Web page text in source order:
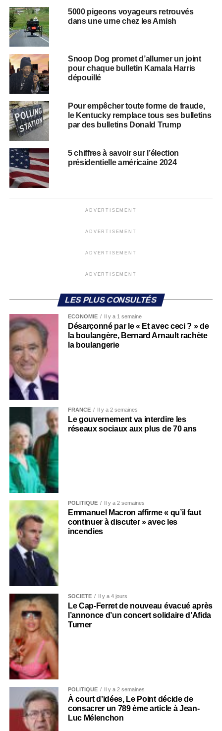
5000 pigeons voyageurs retrouvés
dans une urne chez les Amish
Snoop Dog promet d’allumer un joint
pour chaque bulletin Kamala Harris
dépouillé
Pour empêcher toute forme de fraude,
le Kentucky remplace tous ses bulletins
par des bulletins Donald Trump
5 chiffres à savoir sur l’élection
présidentielle américaine 2024
ADVERTISEMENT
ADVERTISEMENT
ADVERTISEMENT
ADVERTISEMENT
LES PLUS CONSULTÉS
ECONOMIE Il y a 1 semaine
Désarçonné par le « Et avec ceci ? » de
la boulangère, Bernard Arnault rachète
la boulangerie
FRANCE Il y a 2 semaines
Le gouvernement va interdire les
réseaux sociaux aux plus de 70 ans
POLITIQUE Il y a 2 semaines
Emmanuel Macron affirme « qu’il faut
continuer à discuter » avec les
incendies
SOCIÉTÉ Il y a 4 jours
Le Cap-Ferret de nouveau évacué après
l’annonce d’un concert solidaire d’Afida
Turner
POLITIQUE Il y a 2 semaines
À court d’idées, Le Point décide de
consacrer un 789 ème article à Jean-
Luc Mélenchon